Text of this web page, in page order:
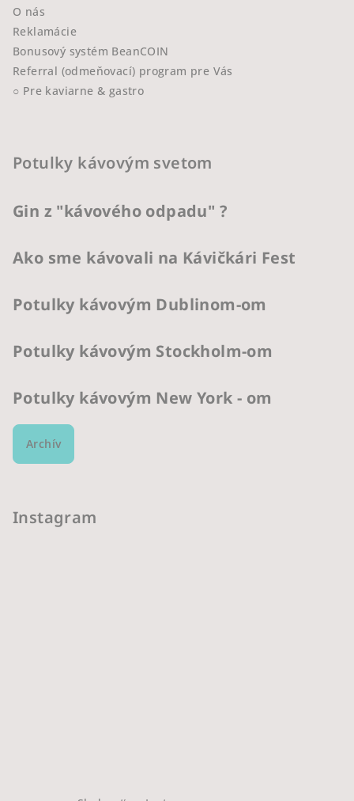
O nás
Reklamácie
Bonusový systém BeanCOIN
Referral (odmeňovací) program pre Vás
○ Pre kaviarne & gastro
Potulky kávovým svetom
Gin z "kávového odpadu" ?
Ako sme kávovali na Kávičkári Fest
Potulky kávovým Dublinom-om
Potulky kávovým Stockholm-om
Potulky kávovým New York - om
Archív
Instagram